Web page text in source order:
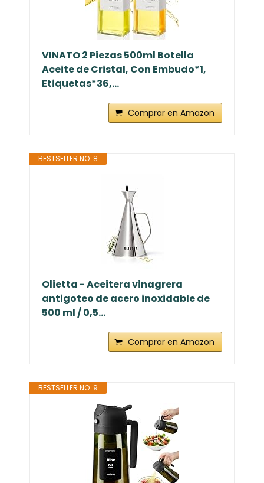
VINATO 2 Piezas 500ml Botella
Aceite de Cristal, Con Embudo*1,
Etiquetas*36,...
Comprar en Amazon
BESTSELLER NO. 8
Olietta - Aceitera vinagrera
antigoteo de acero inoxidable de
500 ml / 0,5...
Comprar en Amazon
BESTSELLER NO. 9